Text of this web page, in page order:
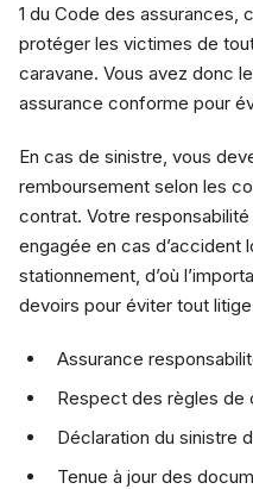
1 du Code des assurances,
protéger les victimes de
caravane. Vous avez donc
assurance conforme pour
En cas de sinistre, vous
remboursement selon les
contrat. Votre
engagée en cas d’accident
stationnement, d’où
devoirs pour éviter tout
Assurance
Respect des règles de
Déclaration du sinistre
Tenue à jour des